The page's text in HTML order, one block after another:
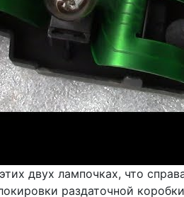
двух лампочках, что
раздаточной